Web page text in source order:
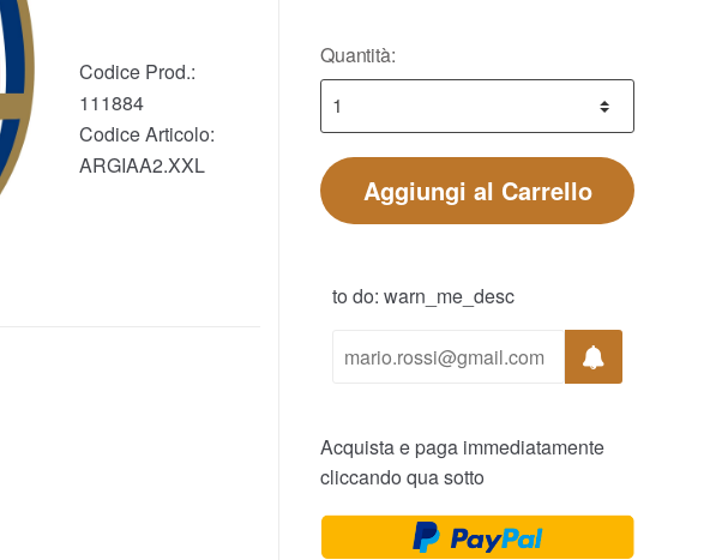
Codice Prod.:
111884
Codice Articolo:
ARGIAA2.XXL
Quantità:
Aggiungi al Carrello
to do: warn_me_desc
Acquista e paga immediatamente
cliccando qua sotto